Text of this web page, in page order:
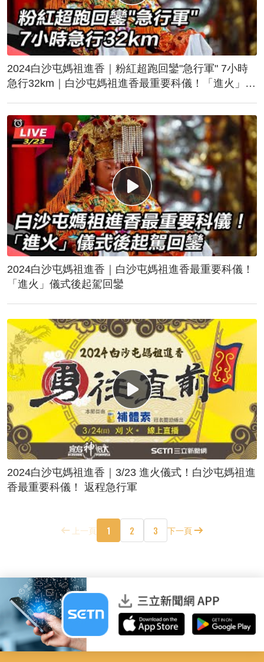
2024白沙屯媽祖進香｜粉紅超跑回鑾"急行軍" 7小時
急行32km｜白沙屯媽祖進香最重要科儀！「進火」儀
2024白沙屯媽祖進香｜白沙屯媽祖進香最重要科儀！
「進火」儀式後起駕回鑾
2024白沙屯媽祖進香｜3/23 進火儀式！白沙屯媽祖進
香最重要科儀！ 返程急行軍
上一頁 1 2 3 下一頁